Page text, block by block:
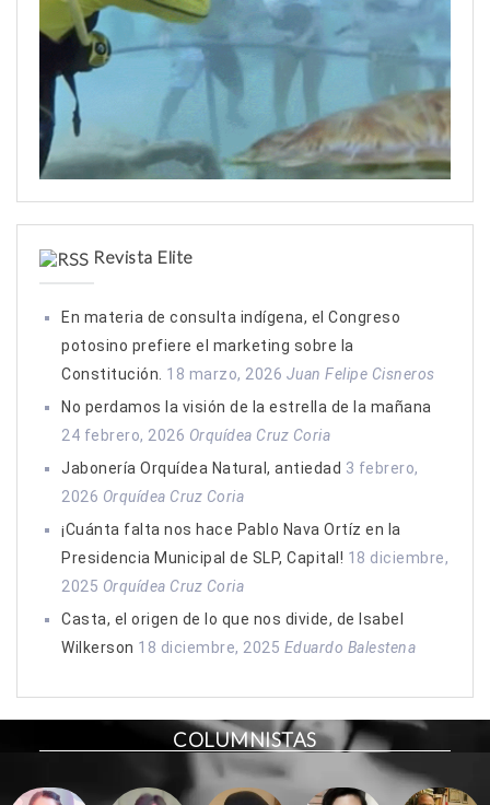
Revista Elite
En materia de consulta indígena, el Congreso
potosino prefiere el marketing sobre la
Constitución. 18 marzo, 2026 Juan Felipe Cisneros
No perdamos la visión de la estrella de la mañana
24 febrero, 2026 Orquídea Cruz Coria
Jabonería Orquídea Natural, antiedad 3 febrero,
2026 Orquídea Cruz Coria
¡Cuánta falta nos hace Pablo Nava Ortíz en la
Presidencia Municipal de SLP, Capital! 18 diciembre,
2025 Orquídea Cruz Coria
Casta, el origen de lo que nos divide, de Isabel
Wilkerson 18 diciembre, 2025 Eduardo Balestena
COLUMNISTAS